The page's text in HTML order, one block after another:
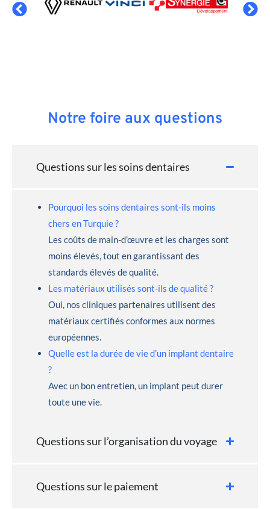
Notre foire aux questions
Questions sur les soins dentaires
Pourquoi les soins dentaires sont-ils moins
chers en Turquie ?
Les coûts de main-d’œuvre et les charges sont
moins élevés, tout en garantissant des
standards élevés de qualité.
Les matériaux utilisés sont-ils de qualité ?
Oui, nos cliniques partenaires utilisent des
matériaux certifiés conformes aux normes
européennes.
Quelle est la durée de vie d’un implant dentaire
?
Avec un bon entretien, un implant peut durer
toute une vie.
Questions sur l’organisation du voyage
Questions sur le paiement